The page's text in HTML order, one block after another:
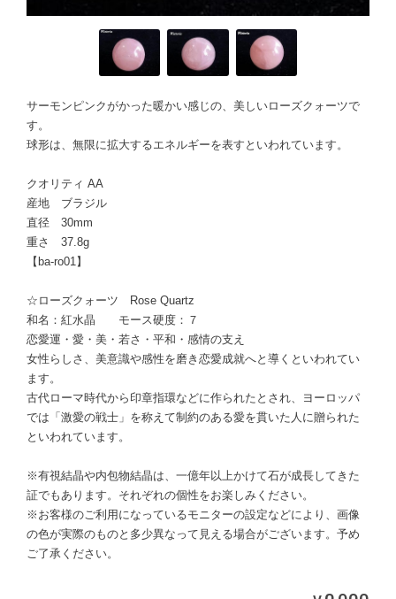
サーモンピンクがかった暖かい感じの、美しいローズクォーツで
す。
球形は、無限に拡大するエネルギーを表すといわれています。
クオリティ AA
産地 ブラジル
直径 30mm
重さ 37.8g
【ba-ro01】
☆ローズクォーツ Rose Quartz
和名：紅水晶 モース硬度：７
恋愛運・愛・美・若さ・平和・感情の支え
女性らしさ、美意識や感性を磨き恋愛成就へと導くといわれてい
ます。
古代ローマ時代から印章指環などに作られたとされ、ヨーロッパ
では「激愛の戦士」を称えて制約のある愛を貫いた人に贈られた
といわれています。
※有視結晶や内包物結晶は、一億年以上かけて石が成長してきた
証でもあります。それぞれの個性をお楽しみください。
※お客様のご利用になっているモニターの設定などにより、画像
の色が実際のものと多少異なって見える場合がございます。予め
ご了承ください。